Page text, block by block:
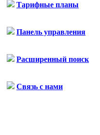
Тарифные планы
Панель управления
Расширенный поиск
Связь с нами